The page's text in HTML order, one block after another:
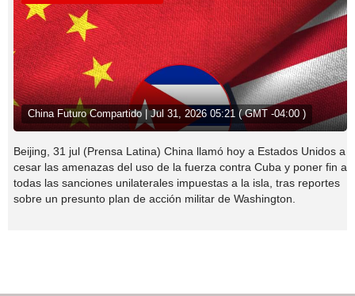
China Futuro Compartido | Jul 31, 2026 05:21 ( GMT -04:00 )
Beijing, 31 jul (Prensa Latina) China llamó hoy a Estados Unidos a
cesar las amenazas del uso de la fuerza contra Cuba y poner fin a
todas las sanciones unilaterales impuestas a la isla, tras reportes
sobre un presunto plan de acción militar de Washington.